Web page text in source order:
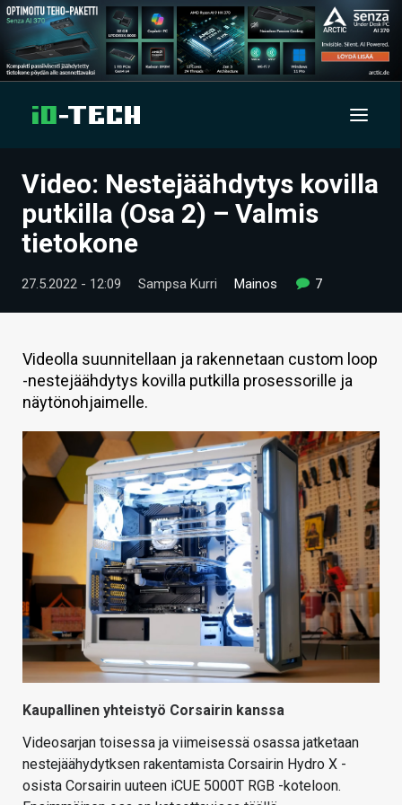
UUTISET
ARTIKKELIT
VIDEOT
TECHBBS
TIETOA
HINTA.FI
VAIHDA TEEMA
Video: Nestejäähdytys kovilla
putkilla (Osa 2) – Valmis
tietokone
27.5.2022 - 12:09 Sampsa Kurri Mainos 7
Videolla suunnitellaan ja rakennetaan custom loop
-nestejäähdytys kovilla putkilla prosessorille ja
näytönohjaimelle.
Kaupallinen yhteistyö Corsairin kanssa
Videosarjan toisessa ja viimeisessä osassa jatketaan
nestejäähydytksen rakentamista Corsairin Hydro X -
osista Corsairin uuteen iCUE 5000T RGB -koteloon.